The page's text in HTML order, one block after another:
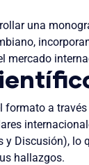
una
mercado
formato a
y Discusión), lo
hallazgos.